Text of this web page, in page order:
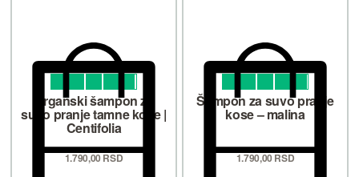
Ocenjeno sa od 5
Organski šampon za
suvo pranje tamne kose |
Centifolia
1.790,00RSD
Ocenjeno sa od 5
Šampon za suvo pranje
kose – malina
1.790,00RSD